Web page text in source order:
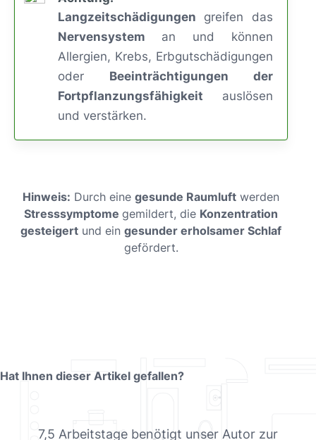
Langzeitschädigungen greifen das
Nervensystem an und können
Allergien, Krebs, Erbgutschädigungen
oder Beeinträchtigungen der
Fortpflanzungsfähigkeit auslösen
und verstärken.
Hinweis: Durch eine gesunde Raumluft werden
Stresssymptome gemildert, die Konzentration
gesteigert und ein gesunder erholsamer Schlaf
gefördert.
Hat Ihnen dieser Artikel gefallen?
7,5 Arbeitstage benötigt unser Autor zur